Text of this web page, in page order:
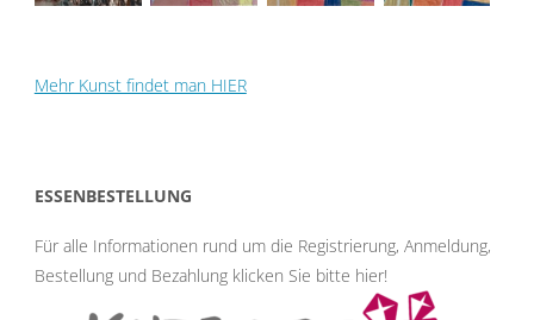
Mehr Kunst findet man HIER
ESSENBESTELLUNG
Für alle Informationen rund um die Registrierung, Anmeldung,
Bestellung und Bezahlung klicken Sie bitte hier!